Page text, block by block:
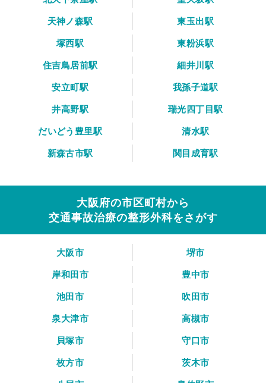
天神ノ森駅
東玉出駅
塚西駅
東粉浜駅
住吉鳥居前駅
細井川駅
安立町駅
我孫子道駅
井高野駅
瑞光四丁目駅
だいどう豊里駅
清水駅
新森古市駅
関目成育駅
大阪府の市区町村から
交通事故治療の整形外科をさがす
大阪市
堺市
岸和田市
豊中市
池田市
吹田市
泉大津市
高槻市
貝塚市
守口市
枚方市
茨木市